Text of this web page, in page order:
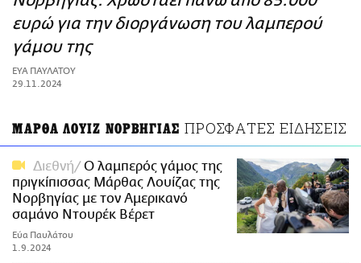
ΑΜΠΑ
PRINT
ευρώ για την διοργάνωση του λαμπερού
γάμου της
ΕΥΑ ΠΑΥΛΑΤΟΥ
29.11.2024
ΜΑΡΘΑ ΛΟΥΙΖ ΝΟΡΒΗΓΙΑΣ ΠΡΟΣΦΑΤΕΣ ΕΙΔΗΣΕΙΣ
Διεθνή
Ο λαμπερός γάμος της
πριγκίπισσας Μάρθας Λουίζας της
Νορβηγίας με τον Αμερικανό
σαμάνο Ντουρέκ Βέρετ
Εύα Παυλάτου
1.9.2024